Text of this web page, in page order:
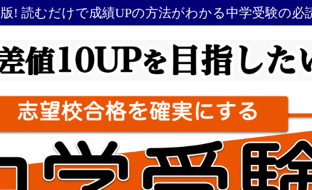
! 読むだけで成績UPの方法がわかる中学受験の必